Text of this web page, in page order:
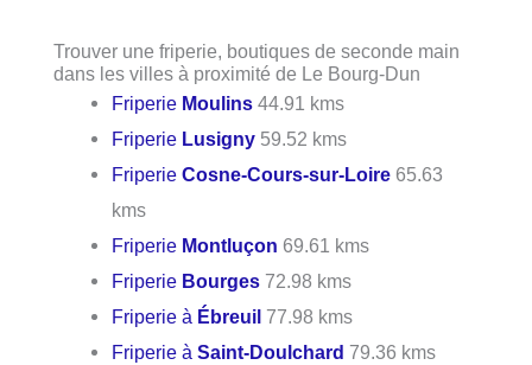
Trouver une friperie, boutiques de seconde main
dans les villes à proximité de Le Bourg-Dun
Friperie Moulins 44.91 kms
Friperie Lusigny 59.52 kms
FriperieCosne-Cours-sur-Loire 65.63
kms
Friperie Montluçon 69.61 kms
Friperie Bourges 72.98 kms
Friperie à Ébreuil 77.98 kms
Friperie àSaint-Doulchard 79.36 kms